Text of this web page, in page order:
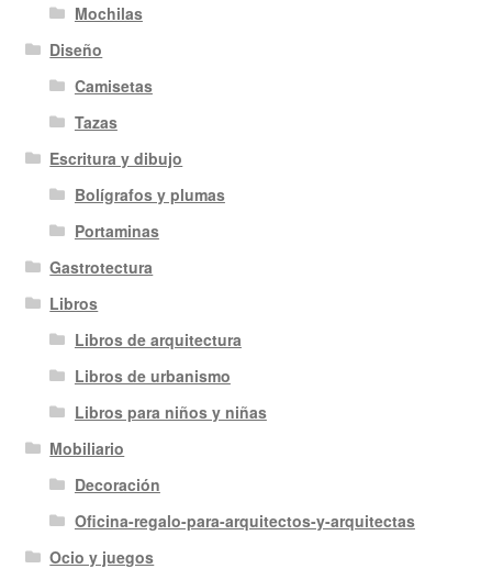
Mochilas
Diseño
Camisetas
Tazas
Escritura y dibujo
Bolígrafos y plumas
Portaminas
Gastrotectura
Libros
Libros de arquitectura
Libros de urbanismo
Libros para niños y niñas
Mobiliario
Decoración
Oficina-regalo-para-arquitectos-y-arquitectas
Ocio y juegos